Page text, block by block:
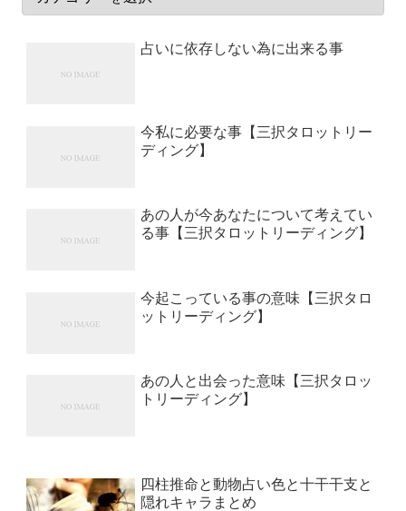
占いに依存しない為に出来る事
今私に必要な事【三択タロットリー
ディング】
あの人が今あなたについて考えてい
る事【三択タロットリーディング】
今起こっている事の意味【三択タロ
ットリーディング】
あの人と出会った意味【三択タロッ
トリーディング】
四柱推命と動物占い色と十干干支と
隠れキャラまとめ